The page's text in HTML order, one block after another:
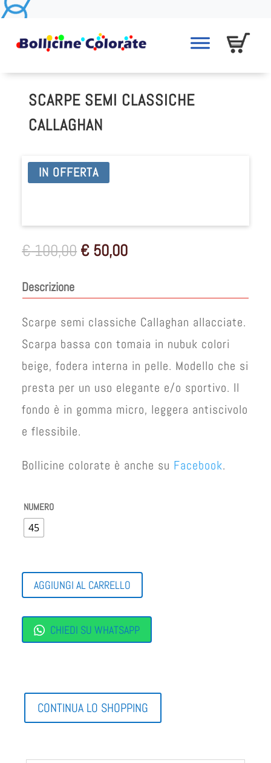
SCARPE SEMI CLASSICHE
CALLAGHAN
IN OFFERTA
€100,00 Il
prezzo
€ 50,00Il
Descrizione
Scarpe semi classiche Callaghan allacciate.
Scarpa bassa con tomaia in nubuk colori
beige, fodera interna in pelle. Modello che si
presta per un uso elegante e/o sportivo. Il
fondo è in gomma micro, leggera antiscivolo
e flessibile.
Bollicine colorate è anche su Facebook.
NUMERO
45
SCARPE
SEMI
CLASSICHE
QUANTITÀ
AGGIUNGI AL CARRELLO
CHIEDI SU WHATSAPP
CONTINUA LO SHOPPING